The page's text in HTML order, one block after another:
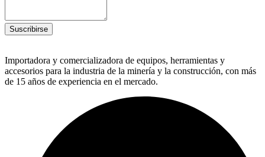
Suscribirse
Importadora y comercializadora de equipos, herramientas y
accesorios para la industria de la minería y la construcción, con más
de 15 años de experiencia en el mercado.